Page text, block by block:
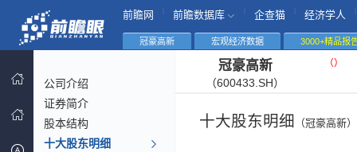
前瞻网 前瞻数据库 企查猫 经济学人
冠豪高新 宏观经济数据 3000+精品报
公司介绍
证券简介
股本结构
十大股东明细
冠豪高新
（600433.SH）
（）
十大股东明细 （冠豪高新）